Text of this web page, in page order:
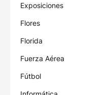
Exposiciones
Flores
Florida
Fuerza Aérea
Fútbol